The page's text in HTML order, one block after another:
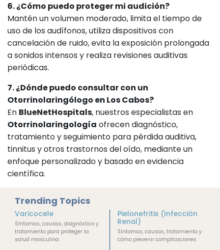
6. ¿Cómo puedo proteger mi audición?
Mantén un volumen moderado, limita el tiempo de
uso de los audífonos, utiliza dispositivos con
cancelación de ruido, evita la exposición prolongada
a sonidos intensos y realiza revisiones auditivas
periódicas.
7. ¿Dónde puedo consultar con un
Otorrinolaringólogo en Los Cabos?
En BlueNetHospitals, nuestros especialistas en
Otorrinolaringología ofrecen diagnóstico,
tratamiento y seguimiento para pérdida auditiva,
tinnitus y otros trastornos del oído, mediante un
enfoque personalizado y basado en evidencia
científica.
Trending Topics
Varicocele
Síntomas, causas, diagnóstico y
tratamiento para proteger la
salud masculina
Pielonefritis (Infección
Renal)
Síntomas, causas, tratamiento y
cómo prevenir complicaciones